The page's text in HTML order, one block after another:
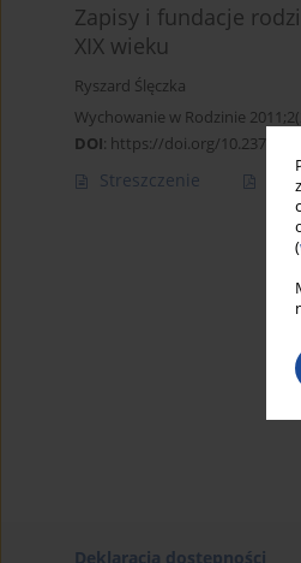
(
Zapisy i fundacje
XIX wieku
Ryszard Ślęczka
Wychowanie w Rodzinie
DOI: https://doi.org/10.23734/
Streszczenie
Deklaracja dostępności